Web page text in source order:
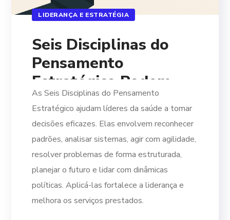
LIDERANÇA E ESTRATÉGIA
Seis Disciplinas do
Pensamento
Estratégico Podem
Revolucionar sua
Abordagem
As Seis Disciplinas do Pensamento
Estratégico ajudam líderes da saúde a tomar
decisões eficazes. Elas envolvem reconhecer
padrões, analisar sistemas, agir com agilidade,
resolver problemas de forma estruturada,
planejar o futuro e lidar com dinâmicas
políticas. Aplicá-las fortalece a liderança e
melhora os serviços prestados.